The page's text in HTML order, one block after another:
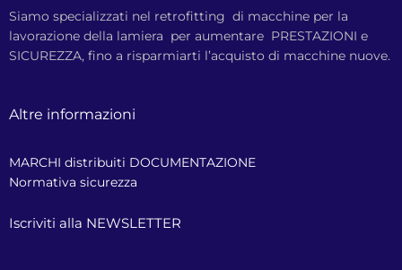
Siamo specializzati nel retrofitting di macchine per la
lavorazione della lamiera per aumentare PRESTAZIONI e
SICUREZZA, fino a risparmiarti l’acquisto di macchine nuove.
Altre informazioni
MARCHI distribuiti DOCUMENTAZIONE
Normativa sicurezza
Iscriviti alla NEWSLETTER